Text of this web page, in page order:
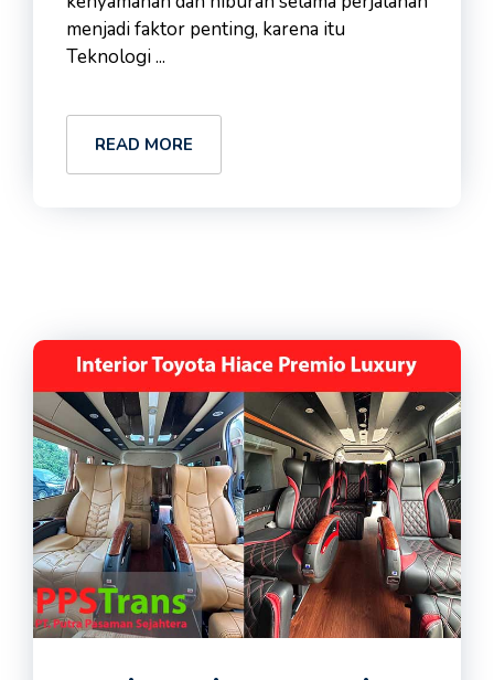
menjadi faktor penting, karena itu
Teknologi ...
READ MORE